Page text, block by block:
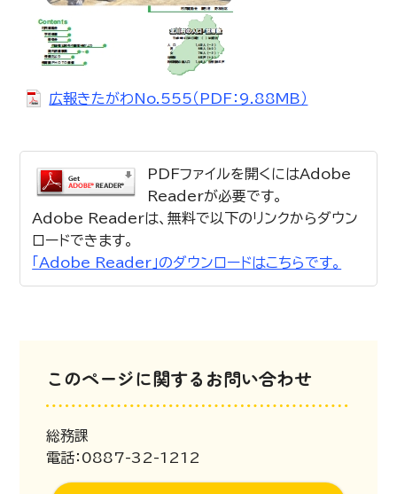
広報きたがわNo.555（PDF：9.88MB）
PDFファイルを開くにはAdobe
Readerが必要です。
Adobe Readerは、無料で以下のリンクからダウン
ロードできます。
「Adobe Reader」のダウンロードはこちらです。
このページに関するお問い合わせ
総務課
電話：0887-32-1212